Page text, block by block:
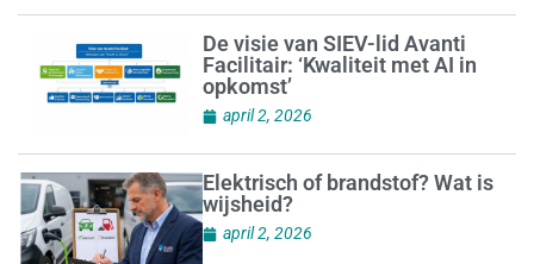
De visie van SIEV-lid Avanti
Facilitair: ‘Kwaliteit met AI in
opkomst’
april 2, 2026
Elektrisch of brandstof? Wat is
wijsheid?
april 2, 2026